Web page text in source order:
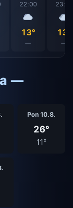
22:00
13°
—
23:00
13°
—
—
Pon 10.8.
26°
11°